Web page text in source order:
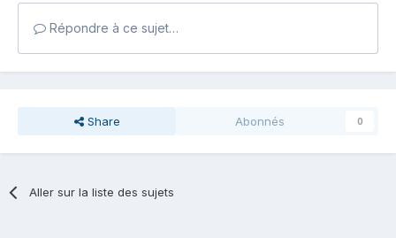
Répondre à ce sujet…
Share Abonnés 0
Aller sur la liste des sujets